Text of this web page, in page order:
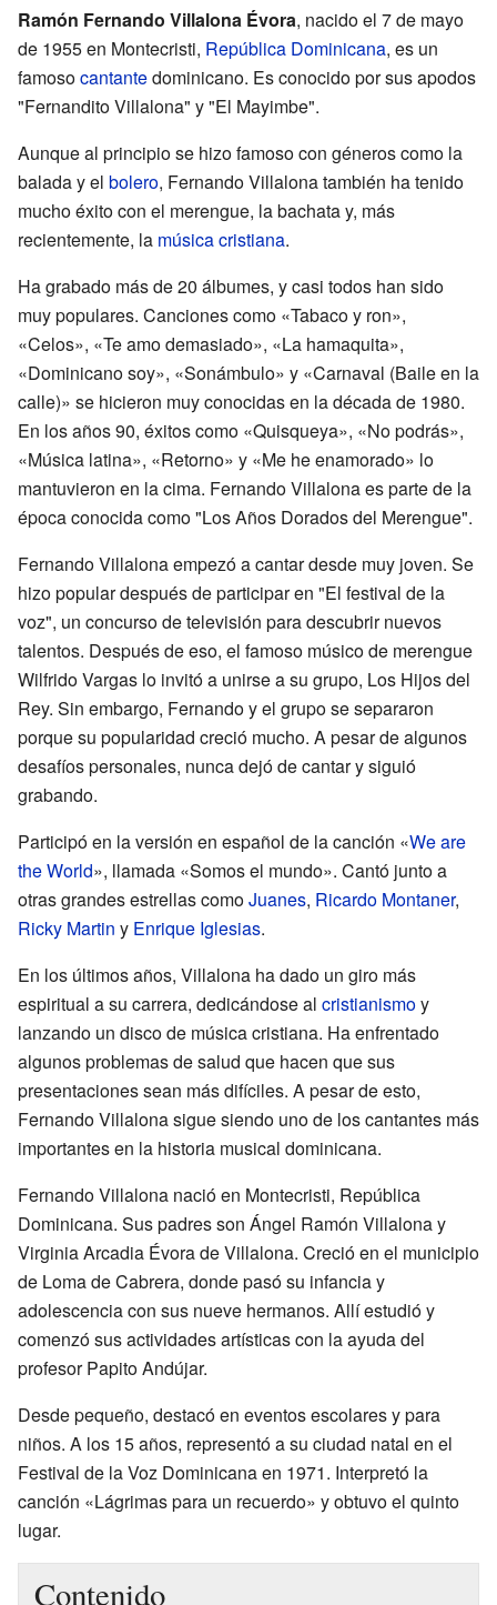
Ramón Fernando Villalona Évora, nacido el 7 de mayo
de 1955 en Montecristi, República Dominicana, es un
famosocantantedominicano. Es conocido por sus apodos
"Fernandito Villalona" y "El Mayimbe".
Aunque al principio se hizo famoso con géneros como la
balada y el bolero, Fernando Villalona también ha tenido
mucho éxito con el merengue, la bachata y, más
recientemente, la música cristiana.
Ha grabado más de 20 álbumes, y casi todos han sido
muy populares. Canciones como «Tabaco y ron»,
«Celos», «Te amo demasiado», «La hamaquita»,
«Dominicano soy», «Sonámbulo» y «Carnaval (Baile en la
calle)» se hicieron muy conocidas en la década de 1980.
En los años 90, éxitos como «Quisqueya», «No podrás»,
«Música latina», «Retorno» y «Me he enamorado» lo
mantuvieron en la cima. Fernando Villalona es parte de la
época conocida como "Los Años Dorados del Merengue".
Fernando Villalona empezó a cantar desde muy joven. Se
hizo popular después de participar en "El festival de la
voz", un concurso de televisión para descubrir nuevos
talentos. Después de eso, el famoso músico de merengue
Wilfrido Vargas lo invitó a unirse a su grupo, Los Hijos del
Rey. Sin embargo, Fernando y el grupo se separaron
porque su popularidad creció mucho. A pesar de algunos
desafíos personales, nunca dejó de cantar y siguió
grabando.
Participó en la versión en español de la canción «We are
the World», llamada «Somos el mundo». Cantó junto a
otras grandes estrellas comoJuanes, Ricardo Montaner,
Ricky Martin y Enrique Iglesias.
En los últimos años, Villalona ha dado un giro más
espiritual a su carrera, dedicándose al cristianismoy
lanzando un disco de música cristiana. Ha enfrentado
algunos problemas de salud que hacen que sus
presentaciones sean más difíciles. A pesar de esto,
Fernando Villalona sigue siendo uno de los cantantes más
importantes en la historia musical dominicana.
Fernando Villalona nació en Montecristi, República
Dominicana. Sus padres son Ángel Ramón Villalona y
Virginia Arcadia Évora de Villalona. Creció en el municipio
de Loma de Cabrera, donde pasó su infancia y
adolescencia con sus nueve hermanos. Allí estudió y
comenzó sus actividades artísticas con la ayuda del
profesor Papito Andújar.
Desde pequeño, destacó en eventos escolares y para
niños. A los 15 años, representó a su ciudad natal en el
Festival de la Voz Dominicana en 1971. Interpretó la
canción «Lágrimas para un recuerdo» y obtuvo el quinto
lugar.
Contenido